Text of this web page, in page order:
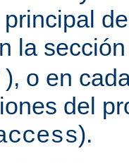
la
o en
del
).